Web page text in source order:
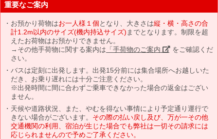
重要なご案内
お預かり荷物はお一人様１個となり、大きさは縦・横・高さの合
計1.2m以内のサイズ(機内持込サイズ) までとなります。制限を超
えたお荷物はお預かりできません。
→その他手荷物に関する案内は 「手荷物のご案内」 をご確認くだ
さい。
バスは定刻に出発します。出発15分前には集合場所へお越しいた
だき、お乗り遅れには十分ご注意ください。
※出発時間に間に合わずご乗車できなかった場合の返金はござい
ません。
天候や道路状況、また、やむを得ない事情により予定通り運行で
きない場合がございます。 その際の払い戻し及び、万が一その他
交通機関の利用、宿泊が生じた場合でも弊社は一切その請求には
応じられませんので予めご了承ください。